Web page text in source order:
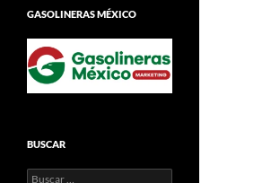
GASOLINERAS MÉXICO
BUSCAR
Buscar: